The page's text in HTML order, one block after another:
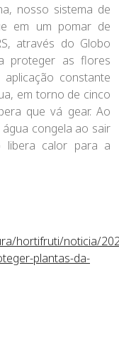
nosso sistema de
em um pomar de
através do Globo
proteger as flores
constante
em torno de cinco
que vá gear. Ao
congela ao sair
libera calor para a
hortifruti/noticia/
plantas-da-